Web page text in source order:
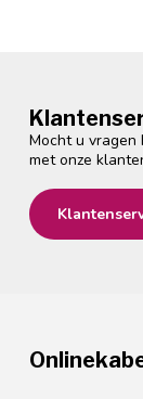
Mocht u
met onze